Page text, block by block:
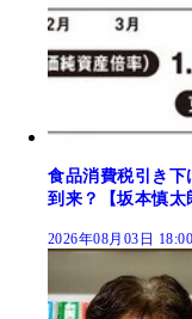
食品消費税引き
到来？【坂本慎太
2026年08月03日 18:00